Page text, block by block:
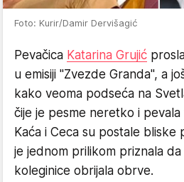
Foto: Kurir/Damir Dervišagić
Pevačica Katarina Grujić
u emisiji "Zvezde Granda", a
kako veoma podseća na
čije je pesme neretko i pevala
Kaća i Ceca su postale bliske
je jednom prilikom priznala
koleginice obrijala obrve.